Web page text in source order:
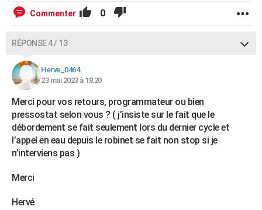
Commenter 0
RÉPONSE 4 / 13
Herve_0464
23 mai 2023 à 18:20
Merci pour vos retours, programmateur ou bien
pressostat selon vous ? ( j’insiste sur le fait que le
débordement se fait seulement lors du dernier cycle et
l’appel en eau depuis le robinet se fait non stop si je
n’interviens pas )
Merci
Hervé